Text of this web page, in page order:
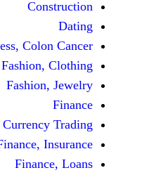
Disease & Illness,
Finance,